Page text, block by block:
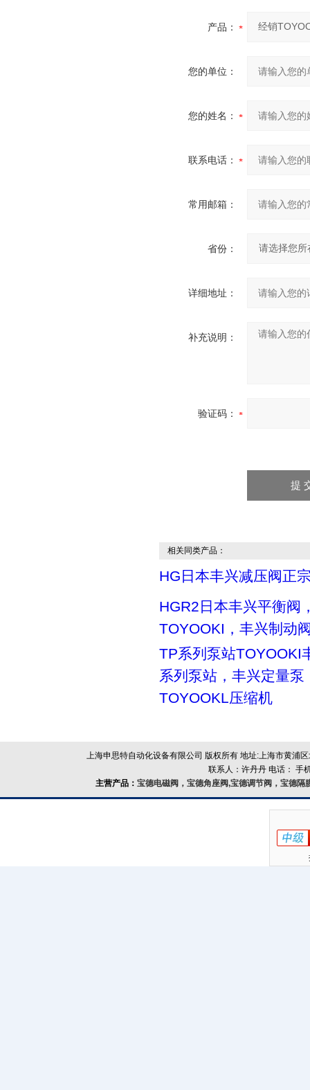
产品：
您的单位：
您的姓名：
联系电话：
常用邮箱：
省份：
详细地址：
补充说明：
验证码：
相关同类产品：
HG日本丰兴减压阀正
HGR2日本丰兴平衡阀
TOYOOKI，丰兴制动
TP系列泵站TOYOOKI
系列泵站，丰兴定量泵
TOYOOKL压缩机
上海申思特自动化设备有限公司 版权所有 地址:上海市黄浦
联系人：许丹丹 电话： 手
主营产品：宝德电磁阀，宝德角座阀,宝德调节阀，宝德